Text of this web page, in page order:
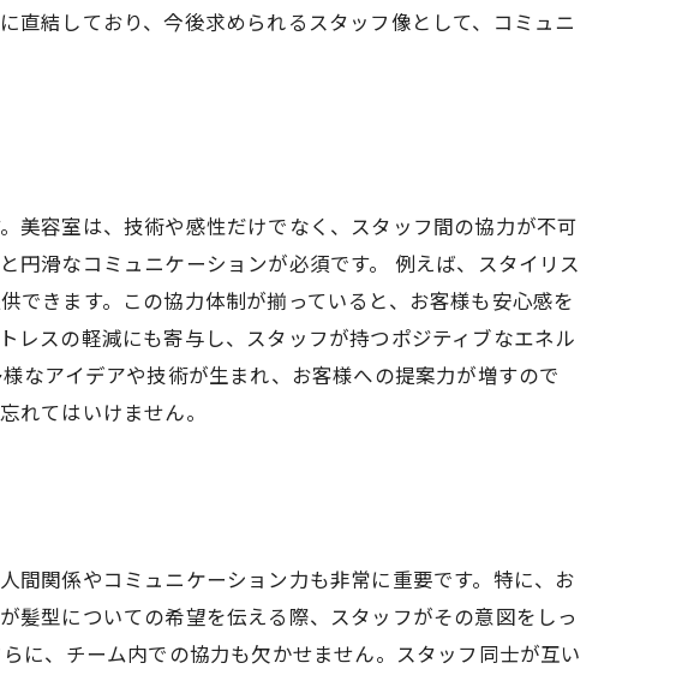
直結しており、今後求められるスタッフ像として、コミュニ
美容室は、技術や感性だけでなく、スタッフ間の協力が不可
滑なコミュニケーションが必須です。 例えば、スタイリス
できます。この協力体制が揃っていると、お客様も安心感を
レスの軽減にも寄与し、スタッフが持つポジティブなエネル
なアイデアや技術が生まれ、お客様への提案力が増すので
れてはいけません。
間関係やコミュニケーション力も非常に重要です。特に、お
髪型についての希望を伝える際、スタッフがその意図をしっ
に、チーム内での協力も欠かせません。スタッフ同士が互い